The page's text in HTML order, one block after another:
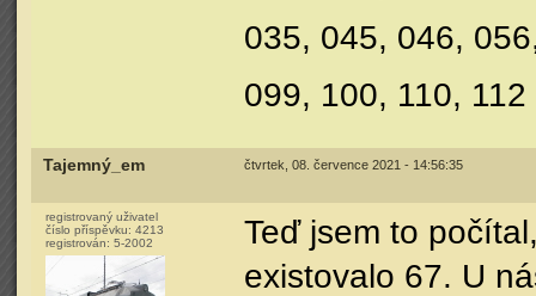
035, 045, 046,
099, 100, 110,
Tajemný_em čtvrtek, 08. července 2021 - 14:56:35
registrovaný uživatel
číslo příspěvku: 4213
registrován: 5-2002
Teď jsem to
existovalo 67. U